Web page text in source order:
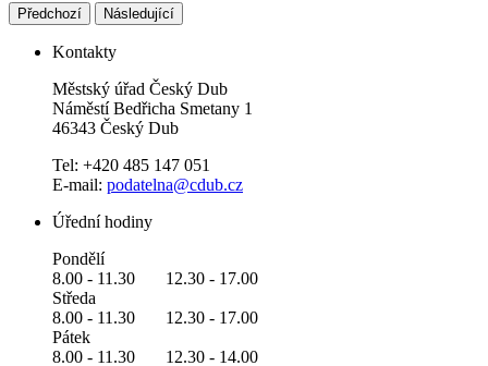
Předchozí Následující
Kontakty
Městský úřad Český Dub
Náměstí Bedřicha Smetany 1
46343 Český Dub
Tel: +420 485 147 051
E-mail: podatelna@cdub.cz
Úřední hodiny
Pondělí
8.00 - 11.30 12.30 - 17.00
Středa
8.00 - 11.30 12.30 - 17.00
Pátek
8.00 - 11.30 12.30 - 14.00